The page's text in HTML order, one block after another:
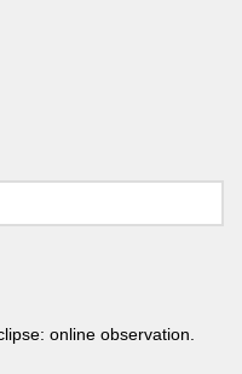
online observation.